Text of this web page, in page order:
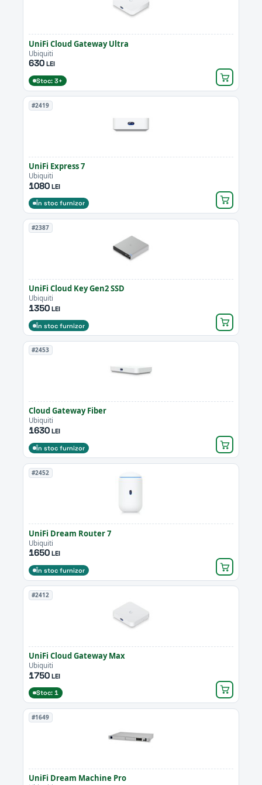
UniFi Cloud Gateway Ultra
Ubiquiti
630LEI
Stoc: 3+
#2419
UniFi Express 7
Ubiquiti
1080LEI
În stoc furnizor
#2387
UniFi Cloud Key Gen2 SSD
Ubiquiti
1350LEI
În stoc furnizor
#2453
Cloud Gateway Fiber
Ubiquiti
1630LEI
În stoc furnizor
#2452
UniFi Dream Router 7
Ubiquiti
1650LEI
În stoc furnizor
#2412
UniFi Cloud Gateway Max
Ubiquiti
1750LEI
Stoc: 1
#1649
UniFi Dream Machine Pro